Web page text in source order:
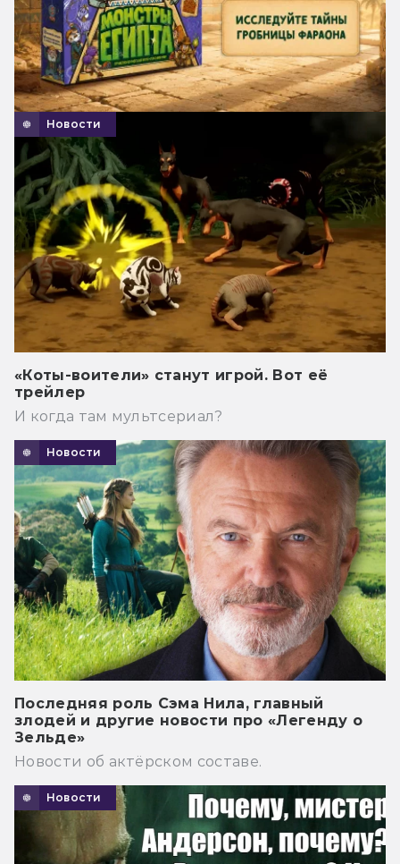
Новости
«Коты-воители» станут игрой. Вот её
трейлер
И когда там мультсериал?
Новости
Последняя роль Сэма Нила, главный
злодей и другие новости про «Легенду о
Зельде»
Новости об актёрском составе.
Новости